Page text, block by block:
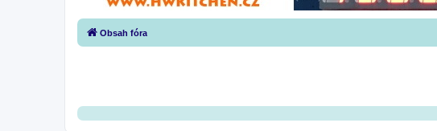
Obsah fóra